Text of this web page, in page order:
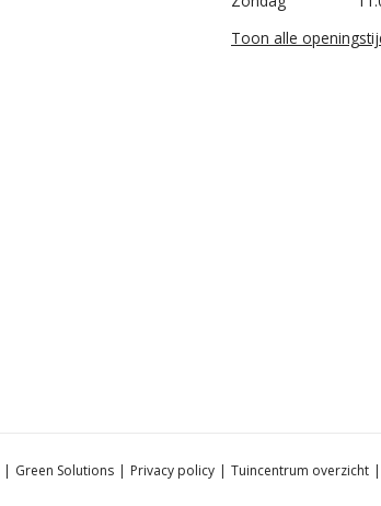
Toon alle
Green Solutions Privacy policy Tuincentrum overzicht